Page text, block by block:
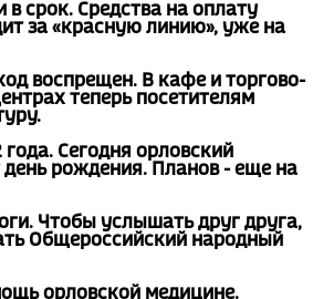
срок. Средства на оплату
за «красную линию», уже на
воспрещен. В кафе и торгово-
теперь посетителям
Сегодня орловский
день рождения. Планов - еще на
Чтобы услышать друг друга,
Общероссийский народный
орловской медицине.